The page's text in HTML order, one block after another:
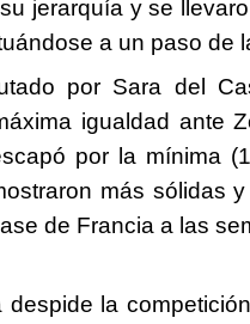
jerarquía y se
a un paso de
por Sara del
igualdad ante
por la mínima
más sólidas
de Francia a las
la